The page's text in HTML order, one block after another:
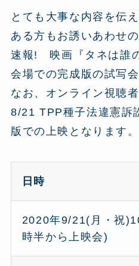
とても大事な内容を伝
ある方もお誘いあわせ
速報! 映画『タネは誰
会場での完成版の試写
なお、オンライン視聴
8/21 TPP種子法違憲訴
版での上映となります。
日時
2020年9/21(月・祝
時半から上映会)